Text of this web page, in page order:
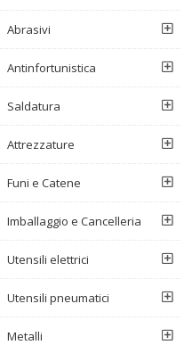
Abrasivi
Antinfortunistica
Saldatura
Attrezzature
Funi e Catene
Imballaggio e Cancelleria
Utensili elettrici
Utensili pneumatici
Metalli